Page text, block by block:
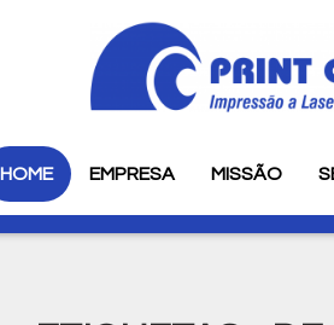
HOME EMPRESA MISSÃO